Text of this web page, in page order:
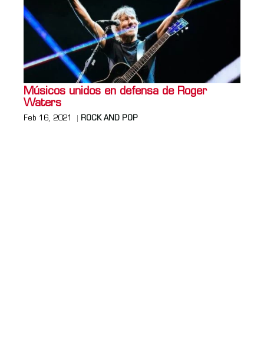
Músicos unidos en defensa de Roger
Waters
Feb 16, 2021 ROCK AND POP